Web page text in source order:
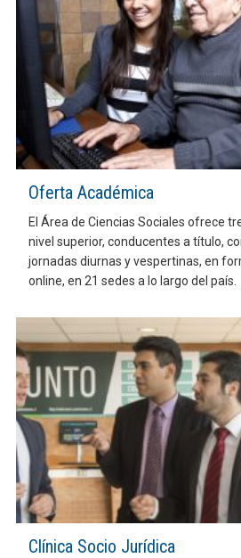
Oferta Académica
El Área de Ciencias Sociales ofrece
nivel superior, conducentes a título,
jornadas diurnas y vespertinas, en
online, en 21 sedes a lo largo del país.
Clínica Socio Jurídica